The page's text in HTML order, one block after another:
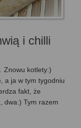
i chilli
Znowu kotlety:)
a ja w tym tygodniu
fakt, że
dwa:) Tym razem